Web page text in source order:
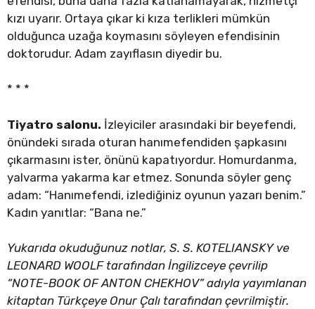
kızı uyarır. Ortaya çıkar ki kıza terlikleri mümkün
olduğunca uzağa koymasını söyleyen efendisinin
doktorudur. Adam zayıflasın diyedir bu.
* * *
Tiyatro salonu. İzleyiciler arasındaki bir beyefendi,
önündeki sırada oturan hanımefendiden şapkasını
çıkarmasını ister, önünü kapatıyordur. Homurdanma,
yalvarma yakarma kar etmez. Sonunda söyler genç
adam: “Hanımefendi, izlediğiniz oyunun yazarı benim.”
Kadın yanıtlar: “Bana ne.”
Yukarıda okuduğunuz notlar, S. S. KOTELIANSKY ve
LEONARD WOOLF tarafından İngilizceye çevrilip
“NOTE-BOOK OF ANTON CHEKHOV” adıyla yayımlanan
kitaptan Türkçeye Onur Çalı tarafından çevrilmiştir.